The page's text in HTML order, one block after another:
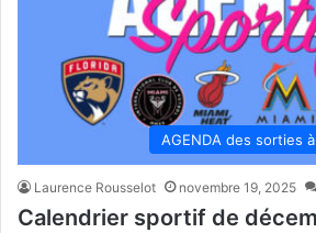
AGENDA des sorties
Laurence Rousselot novembre 19, 2025
Calendrier sportif de